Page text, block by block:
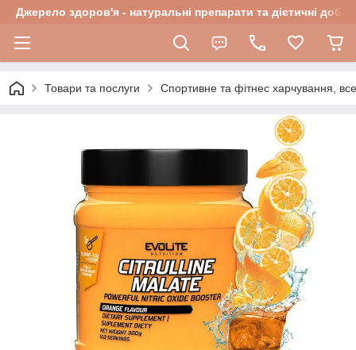
Джерело здоров'я - натуральні препарати та дієтичні
Товари та послуги Спортивне та фітнес харчування,